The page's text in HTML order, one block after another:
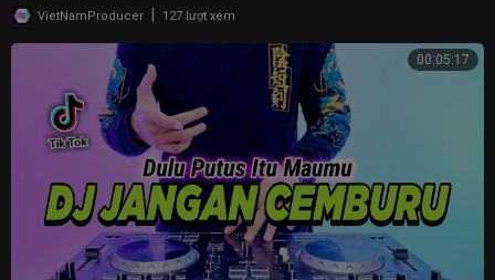
VietNamProducer 127 lượt xem
00:05:17